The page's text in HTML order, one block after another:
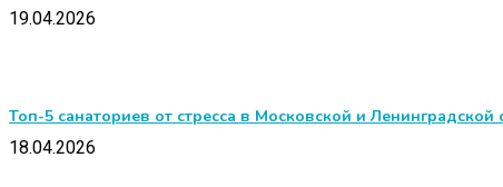
19.04.2026
Топ-5 санаториев от стресса в Московской и Ленинградской
18.04.2026